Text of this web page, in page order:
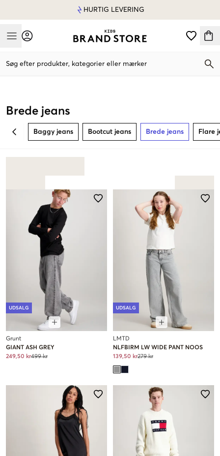
HURTIG LEVERING
Mobile Menu
Søg efter produkter, kategorier eller mærker
Brede jeans
BACK Baggy jeans Bootcut jeans Brede jeans Flare
UDSALG
Grunt
GIANT ASH GREY
249,50 kr499 kr
UDSALG
LMTD
NLFBIRM LW WIDE PANT NOOS
139,50 kr279 kr